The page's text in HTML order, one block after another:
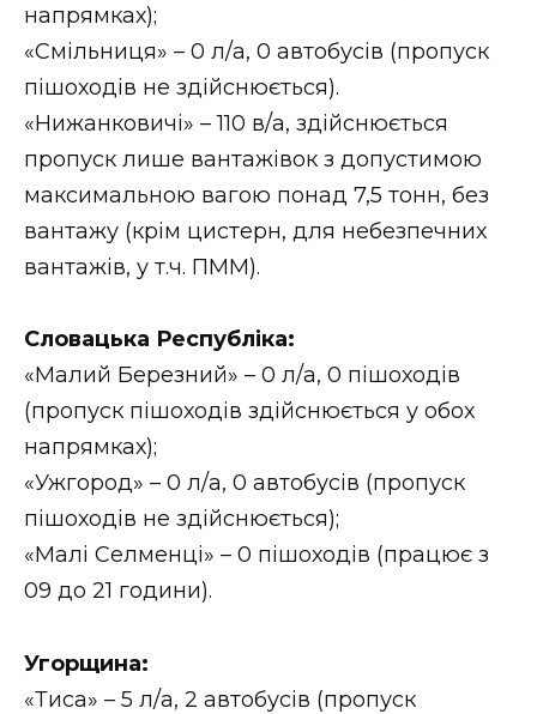
напрямках);
«Смільниця» – 0 л/а, 0 автобусів (пропуск
пішоходів не здійснюється).
«Нижанковичі» – 110 в/а, здійснюється
пропуск лише вантажівок з допустимою
максимальною вагою понад 7,5 тонн, без
вантажу (крім цистерн, для небезпечних
вантажів, у т.ч. ПММ).
Словацька Республіка:
«Малий Березний» – 0 л/а, 0 пішоходів
(пропуск пішоходів здійснюється у обох
напрямках);
«Ужгород» – 0 л/а, 0 автобусів (пропуск
пішоходів не здійснюється);
«Малі Селменці» – 0 пішоходів (працює з
09 до 21 години).
Угорщина:
«Тиса» – 5 л/а, 2 автобусів (пропуск